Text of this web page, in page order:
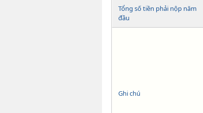
Tổng số tiền phải nộp năm
đầu
Ghi chú